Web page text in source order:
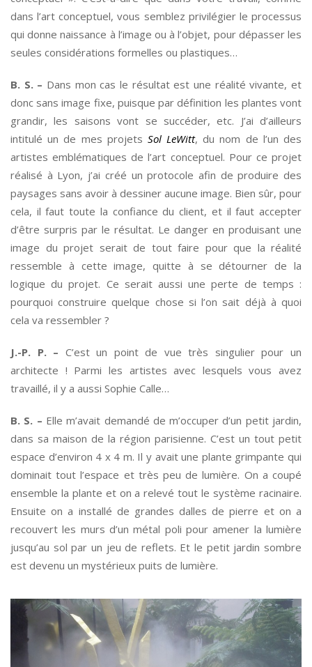
dans l’art conceptuel, vous semblez privilégier le processus
qui donne naissance à l’image ou à l’objet, pour dépasser les
seules considérations formelles ou plastiques…
B. S. – Dans mon cas le résultat est une réalité vivante, et
donc sans image fixe, puisque par définition les plantes vont
grandir, les saisons vont se succéder, etc. J’ai d’ailleurs
intitulé un de mes projets Sol LeWitt, du nom de l’un des
artistes emblématiques de l’art conceptuel. Pour ce projet
réalisé à Lyon, j’ai créé un protocole afin de produire des
paysages sans avoir à dessiner aucune image. Bien sûr, pour
cela, il faut toute la confiance du client, et il faut accepter
d’être surpris par le résultat. Le danger en produisant une
image du projet serait de tout faire pour que la réalité
ressemble à cette image, quitte à se détourner de la
logique du projet. Ce serait aussi une perte de temps :
pourquoi construire quelque chose si l’on sait déjà à quoi
cela va ressembler ?
J.-P. P. – C’est un point de vue très singulier pour un
architecte ! Parmi les artistes avec lesquels vous avez
travaillé, il y a aussi Sophie Calle…
B. S. – Elle m’avait demandé de m’occuper d’un petit jardin,
dans sa maison de la région parisienne. C’est un tout petit
espace d’environ 4 x 4 m. Il y avait une plante grimpante qui
dominait tout l’espace et très peu de lumière. On a coupé
ensemble la plante et on a relevé tout le système racinaire.
Ensuite on a installé de grandes dalles de pierre et on a
recouvert les murs d’un métal poli pour amener la lumière
jusqu’au sol par un jeu de reflets. Et le petit jardin sombre
est devenu un mystérieux puits de lumière.